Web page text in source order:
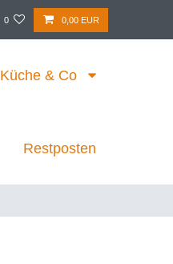
0 0,00 EUR
Küche & Co
Restposten